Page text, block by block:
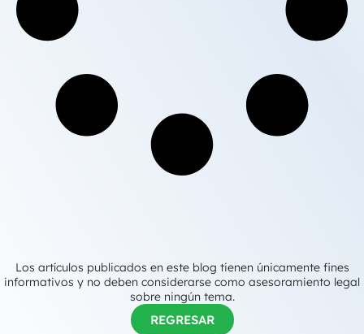
Los artículos publicados en este blog tienen únicamente fines
informativos y no deben considerarse como asesoramiento legal
sobre ningún tema.
REGRESAR